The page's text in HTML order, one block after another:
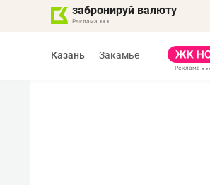
забронируй валюту
Казань Закамье